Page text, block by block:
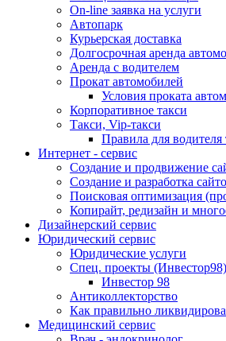
On-line заявка на услуги
Автопарк
Курьерская доставка
Долгосрочная аренда
Аренда с водителем
Прокат автомобилей
Условия проката
Корпоративное такси
Такси, Vip-такси
Правила для водителя
Интернет - сервис
Создание и продвижение
Создание и разработка
Поисковая оптимизация
Копирайт, редизайн и
Дизайнерский сервис
Юридический сервис
Юридические услуги
Спец. проекты (Инвестор98)
Инвестор 98
Антиколлекторство
Как правильно
Медицинский сервис